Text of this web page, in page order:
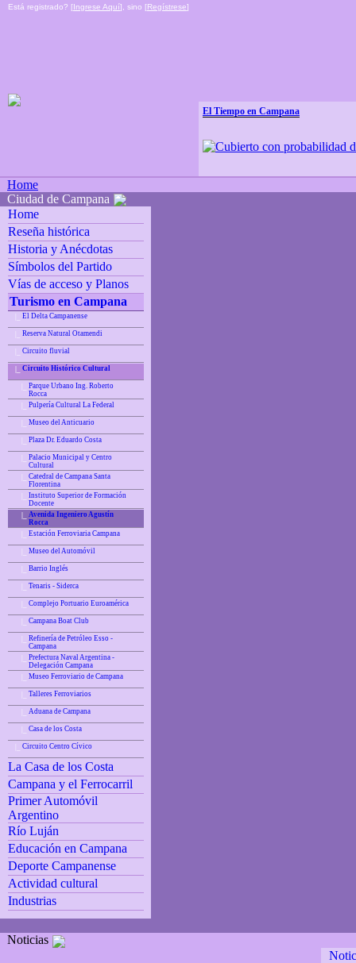
Está registrado? [Ingrese Aquí], sino [Regístrese]
El Tiempo en Campana
Home
Ciudad de Campana
Home
Reseña histórica
Historia y Anécdotas
Símbolos del Partido
Vías de acceso y Planos
Turismo en Campana
El Delta Campanense
Reserva Natural Otamendi
Circuito fluvial
Circuito Histórico Cultural
Parque Urbano Ing. Roberto
Rocca
Pulpería Cultural La Federal
Museo del Anticuario
Plaza Dr. Eduardo Costa
Palacio Municipal y Centro
Cultural
Catedral de Campana Santa
Florentina
Instituto Superior de Formación
Docente
Avenida Ingeniero Agustín
Rocca
Estación Ferroviaria Campana
Museo del Automóvil
Barrio Inglés
Tenaris - Siderca
Complejo Portuario Euroamérica
Campana Boat Club
Refinería de Petróleo Esso -
Campana
Prefectura Naval Argentina -
Delegación Campana
Museo Ferroviario de Campana
Talleres Ferroviarios
Aduana de Campana
Casa de los Costa
Circuito Centro Cívico
La Casa de los Costa
Campana y el Ferrocarril
Primer Automóvil
Argentino
Río Luján
Educación en Campana
Deporte Campanense
Actividad cultural
Industrias
Noticias